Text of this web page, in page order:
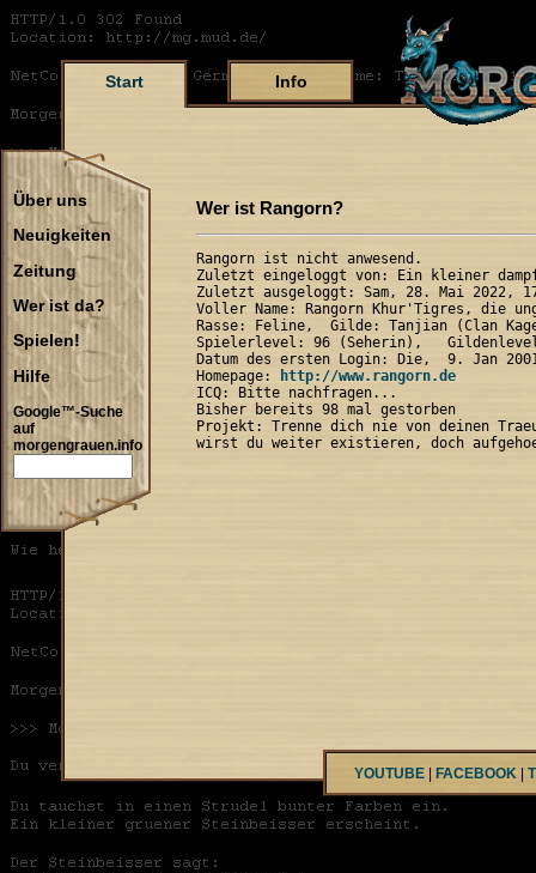
Start Info
Über uns
Neuigkeiten
Zeitung
Wer ist da?
Spielen!
Hilfe
Google™-Suche
auf
morgengrauen.info
Wer ist Rangorn?
Rangorn ist nicht anwesend.
Zuletzt eingeloggt von: Ein kleiner
Zuletzt ausgeloggt: Sam, 28. Mai 2022,
Voller Name: Rangorn Khur'Tigres, die
Rasse: Feline,  Gilde: Tanjian (Clan
Spielerlevel: 96 (Seherin),
Datum des ersten Login: Die,  9. Jan
Homepage:
http://www.rangorn.de
ICQ: Bitte nachfragen...
Bisher bereits 98 mal gestorben
Projekt: Trenne dich nie von deinen
YOUTUBE FACEBOOK